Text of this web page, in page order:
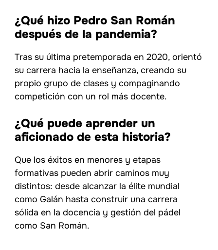
¿Qué hizo Pedro San Román
después de la pandemia?
Tras su última pretemporada en 2020, orientó
su carrera hacia la enseñanza, creando su
propio grupo de clases y compaginando
competición con un rol más docente.
¿Qué puede aprender un
aficionado de esta historia?
Que los éxitos en menores y etapas
formativas pueden abrir caminos muy
distintos: desde alcanzar la élite mundial
como Galán hasta construir una carrera
sólida en la docencia y gestión del pádel
como San Román.